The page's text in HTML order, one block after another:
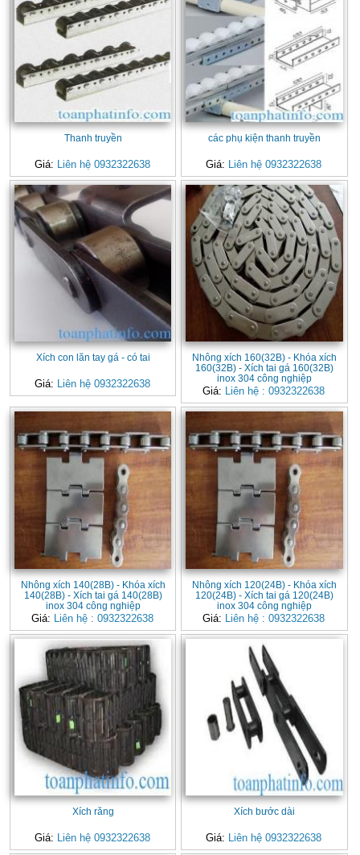
Thanh truyền
Giá: Liên hệ 0932322638
các phụ kiện thanh truyền
Giá: Liên hệ 0932322638
Xích con lăn tay gá - có tai
Giá: Liên hệ 0932322638
Nhông xích 160(32B) - Khóa xích
160(32B) - Xích tai gá 160(32B)
inox 304 công nghiệp
Giá: Liên hệ : 0932322638
Nhông xích 140(28B) - Khóa xích
140(28B) - Xích tai gá 140(28B)
inox 304 công nghiệp
Giá: Liên hệ : 0932322638
Nhông xích 120(24B) - Khóa xích
120(24B) - Xích tai gá 120(24B)
inox 304 công nghiệp
Giá: Liên hệ : 0932322638
Xích răng
Giá: Liên hệ 0932322638
Xích bước dài
Giá: Liên hệ 0932322638